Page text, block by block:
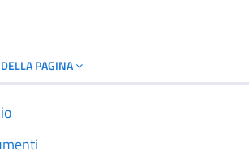
PAGINA